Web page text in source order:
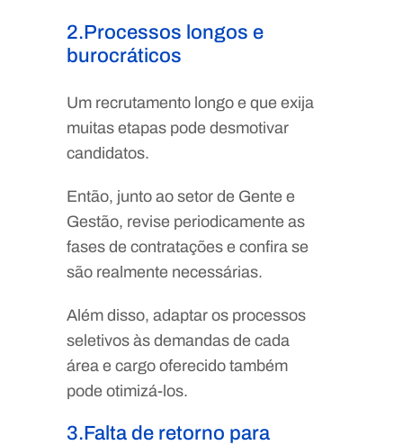
2.Processos longos e
burocráticos
Um recrutamento longo e que exija
muitas etapas pode desmotivar
candidatos.
Então, junto ao setor de Gente e
Gestão, revise periodicamente as
fases de contratações e confira se
são realmente necessárias.
Além disso, adaptar os processos
seletivos às demandas de cada
área e cargo oferecido também
pode otimizá-los.
3.Falta de retorno para